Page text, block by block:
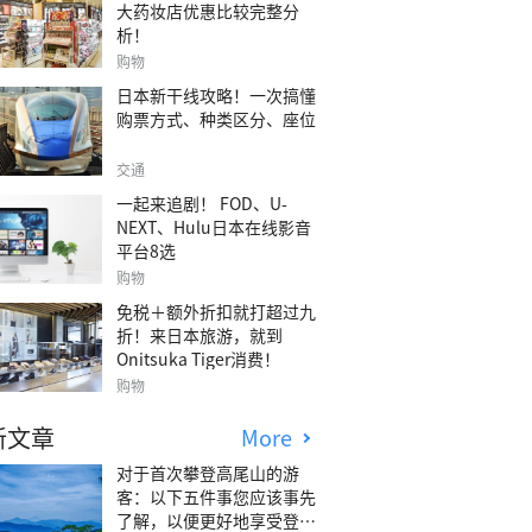
大药妆店优惠比较完整分
析！
购物
日本新干线攻略！一次搞懂
购票方式、种类区分、座位
交通
一起来追剧！ FOD、U-
NEXT、Hulu日本在线影音
平台8选
购物
免税＋额外折扣就打超过九
折！来日本旅游，就到
Onitsuka Tiger消费！
购物
章 More
对于首次攀登高尾山的游
客：以下五件事您应该事先
了解，以便更好地享受登山